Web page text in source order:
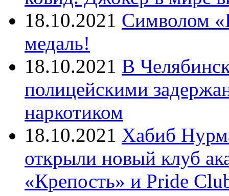
18.10.2021 Символом
медаль!
18.10.2021 В
полицейскими
наркотиком
18.10.2021 Хабиб
открыли новый клуб
«Крепость» и Pride